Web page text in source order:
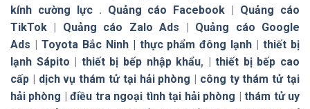
kính cường lực. Quảng cáo Facebook | Quảng cáo
TikTok | Quảng cáo Zalo Ads | Quảng cáo Google
Ads | Toyota Bắc Ninh | thực phẩm đông lạnh |thiết bị
lạnh Sápito | thiết bị bếp nhập khẩu, |thiết bị bếp cao
cấp | dịch vụ thám tử tại hải phòng | công ty thám tử tại
hải phòng |điều tra ngoại tình tại hải phòng |thám tử uy